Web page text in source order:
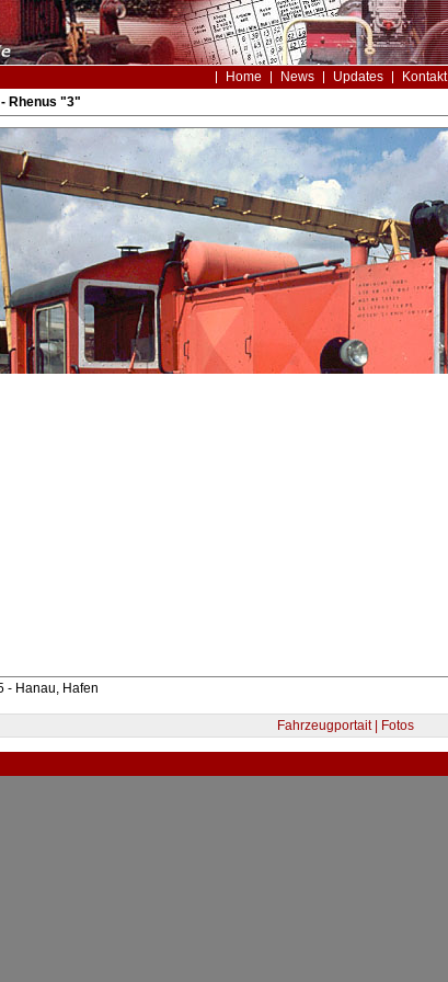
Home News Updates Kontakt
Rhenus "3"
- Hanau, Hafen
Fahrzeugportait | Fotos